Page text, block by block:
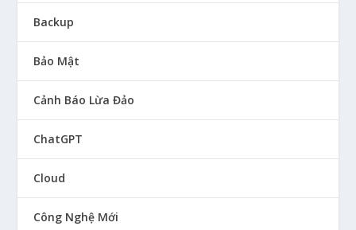
Backup
Bảo Mật
Cảnh Báo Lừa Đảo
ChatGPT
Cloud
Công Nghệ Mới